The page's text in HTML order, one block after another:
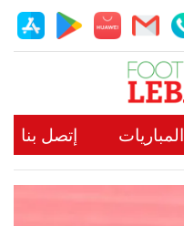
المباريات إتصل بنا